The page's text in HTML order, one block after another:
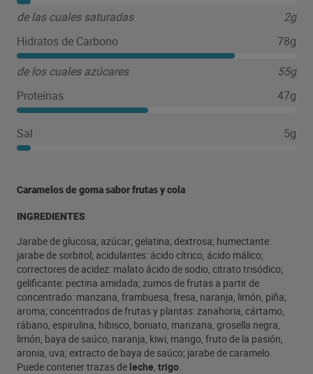
de las cuales saturadas
2g
Hidratos de Carbono
78g
de los cuales azúcares
55g
Proteínas
47g
Sal 5g
Caramelos de goma sabor frutas y cola
INGREDIENTES
Jarabe de glucosa; azúcar; gelatina; dextrosa; humectante:
jarabe de sorbitol; acidulantes: ácido cítrico, ácido málico;
correctores de acidez: malato ácido de sodio, citrato trisódico;
gelificante: pectina amidada; zumos de frutas a partir de
concentrado: manzana, frambuesa, fresa, naranja, limón, piña;
aroma; concentrados de frutas y plantas: zanahoria, cártamo,
rábano, espirulina, hibisco, boniato, manzana, grosella negra,
limón, baya de saúco, naranja, kiwi, mango, fruto de la pasión,
aronia, uva; extracto de baya de saúco; jarabe de caramelo.
Puede contener trazas de leche, trigo.